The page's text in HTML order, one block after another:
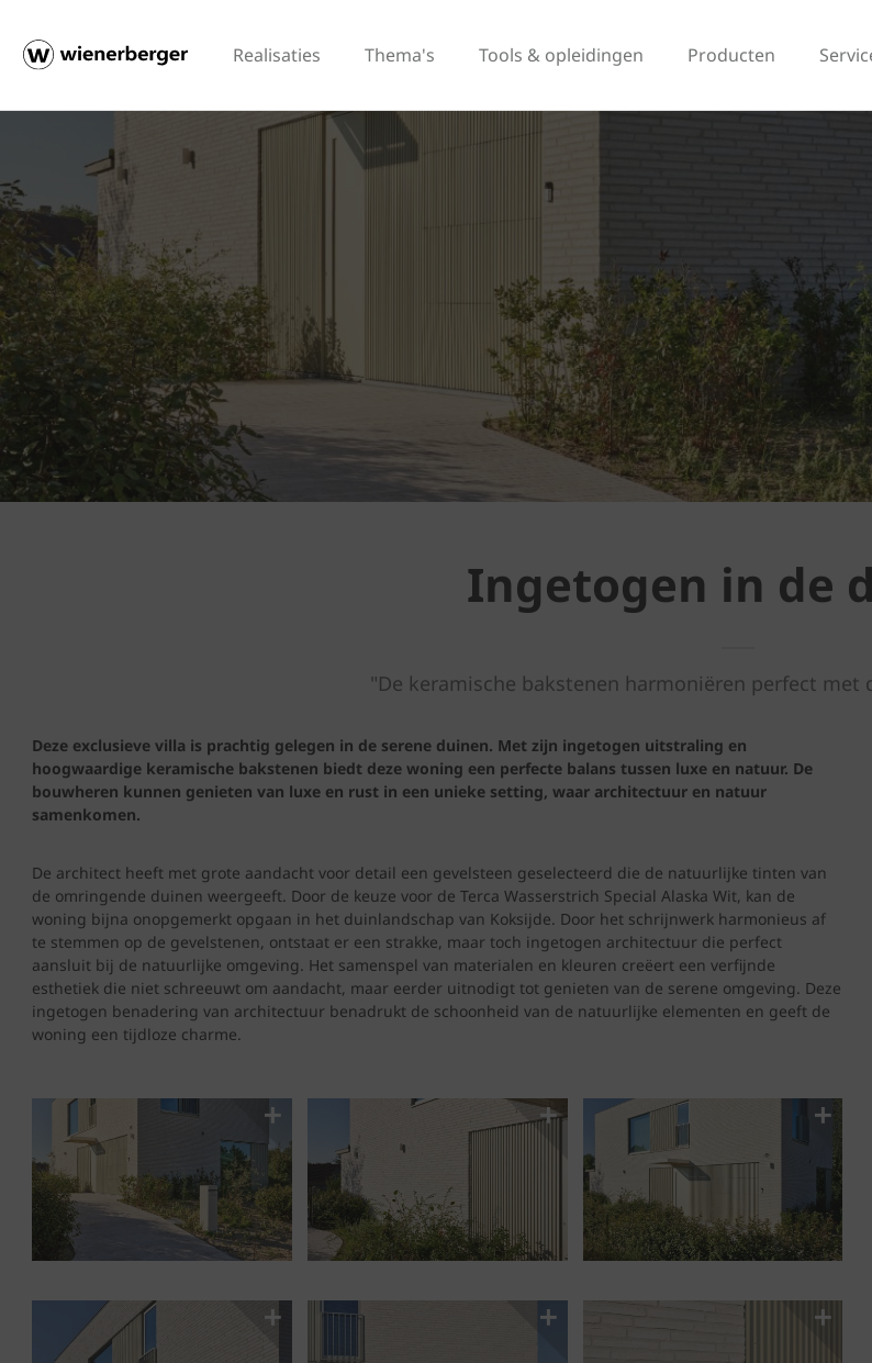
Realisaties Thema's Tools & opleidingen Producten
Ingetogen in de
"De keramische bakstenen harmoniëren perfect
Deze exclusieve villa is prachtig gelegen in de serene duinen. Met zijn ingetogen uitstraling en
hoogwaardige keramische bakstenen biedt deze woning een perfecte balans tussen luxe en natuur. De
bouwheren kunnen genieten van luxe en rust in een unieke setting, waar architectuur en natuur
samenkomen.
De architect heeft met grote aandacht voor detail een gevelsteen geselecteerd die de natuurlijke tinten van
de omringende duinen weergeeft. Door de keuze voor de Terca Wasserstrich Special Alaska Wit, kan de
woning bijna onopgemerkt opgaan in het duinlandschap van Koksijde. Door het schrijnwerk harmonieus af
te stemmen op de gevelstenen, ontstaat er een strakke, maar toch ingetogen architectuur die perfect
aansluit bij de natuurlijke omgeving. Het samenspel van materialen en kleuren creëert een verfijnde
esthetiek die niet schreeuwt om aandacht, maar eerder uitnodigt tot genieten van de serene omgeving. Deze
ingetogen benadering van architectuur benadrukt de schoonheid van de natuurlijke elementen en geeft de
woning een tijdloze charme.